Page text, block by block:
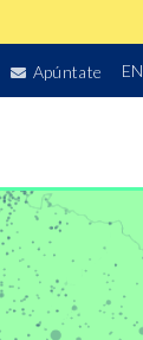
Apúntate EN